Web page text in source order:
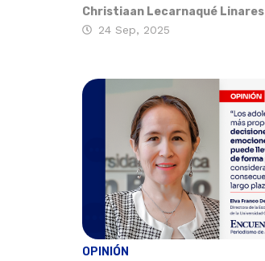
Christiaan Lecarnaqué Linares
24 Sep, 2025
OPINIÓN